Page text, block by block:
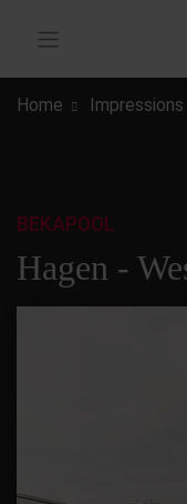
Home Impressions
Hagen -
BEKAPOOL